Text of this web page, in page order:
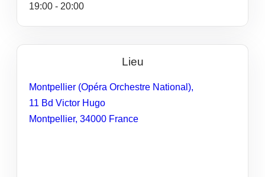
19:00 - 20:00
Lieu
Montpellier (Opéra Orchestre National),
11 Bd Victor Hugo
Montpellier, 34000 France